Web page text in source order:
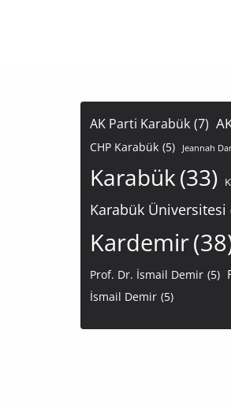
AK Parti Karabük (7)
CHP Karabük (5) Jeannah
Karabük(33)
Karabük Üniversitesi
Kardemir
Prof. Dr. İsmail Demir (5)
İsmail Demir (5)